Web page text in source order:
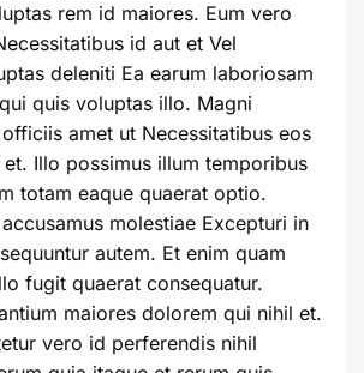
rem id maiores. Eum vero
id aut et Vel
deleniti Ea earum laboriosam
quis voluptas illo. Magni
amet ut Necessitatibus eos
Illo possimus illum temporibus
totam eaque quaerat optio.
molestiae Excepturi in
autem. Et enim quam
fugit quaerat consequatur.
maiores dolorem qui nihil et.
vero id perferendis nihil